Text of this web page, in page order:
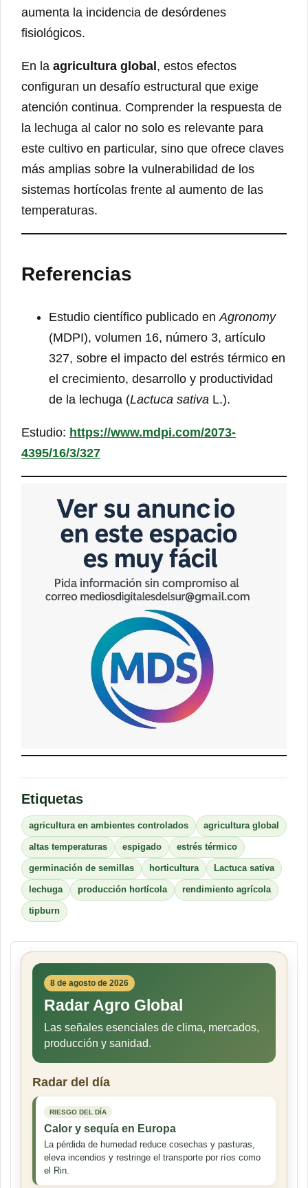
aumenta la incidencia de desórdenes
fisiológicos.
En la agricultura global , estos efectos
configuran un desafío estructural que exige
atención continua. Comprender la respuesta de
la lechuga al calor no solo es relevante para
este cultivo en particular, sino que ofrece claves
más amplias sobre la vulnerabilidad de los
sistemas hortícolas frente al aumento de las
temperaturas.
Referencias
Estudio científico publicado en Agronomy
(MDPI), volumen 16, número 3, artículo
327, sobre el impacto del estrés térmico en
el crecimiento, desarrollo y productividad
de la lechuga (Lactuca sativa L.).
Estudio: https://www.mdpi.com/2073-
4395/16/3/327
Etiquetas
agricultura en ambientes controlados agricultura global
altas temperaturas espigado estrés térmico
germinación de semillas horticultura Lactuca sativa
lechuga producción hortícola rendimiento agrícola
tipburn
8 de agosto de 2026
Radar Agro Global
Las señales esenciales de clima, mercados,
producción y sanidad.
Radar del día
RIESGO DEL DÍA
Calor y sequía en Europa
La pérdida de humedad reduce cosechas y pasturas,
eleva incendios y restringe el transporte por ríos como
el Rin.